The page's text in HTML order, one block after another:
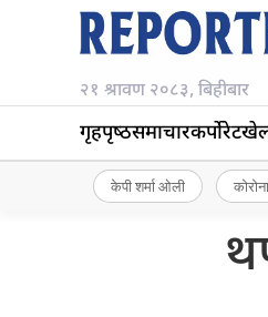
२१ श्रावण २०८३, बिहीबार
गृहपृष्‍ठसमाचारकर्पोरेट
केपी शर्मा ओली